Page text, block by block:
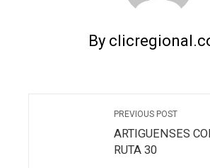
By
PREVIOUS POST
ARTIGUENSES
RUTA 30